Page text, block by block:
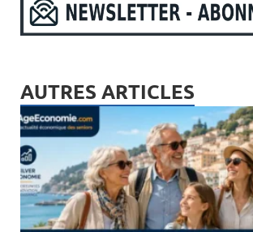
AUTRES ARTICLES